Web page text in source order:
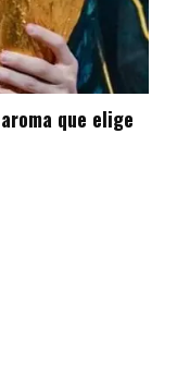
que elige